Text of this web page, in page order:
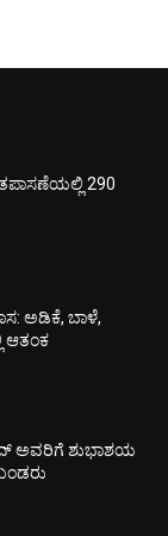
290
ಅಡಿಕೆ, ಬಾಳೆ,
ಆತಂಕ
ಅವರಿಗೆ ಶುಭಾಶಯ